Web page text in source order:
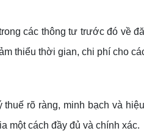
các thông tư trước đó về
thiểu thời gian, chi phí cho
rõ ràng, minh bạch và
một cách đầy đủ và chính xác.